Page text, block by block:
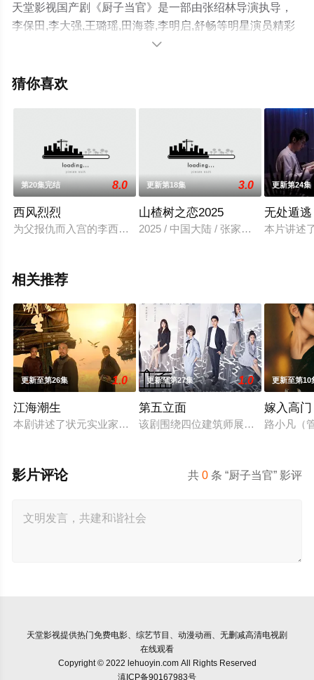
天堂影视国产剧《厨子当官》是一部由张绍林导演执导，
李保田,李大强,王璐瑶,田海蓉,李明启,舒畅等明星演员精彩
演绎的中国大陆电视剧，大结局剧情已揭晓（1-30全
堂电影网，更多相关信息可移步至豆瓣电视剧、电视猫或

猜你喜欢
第20集完结 8.0
西风烈烈
为父报仇而入宫的李西风意外成为和亲公主，与可汗吉烈相遇
更新第18集 3.0
山楂树之恋2025
2025 / 中国大陆 / 张家硕,徐小舒,高宇
更新第24集
无处遁逃
本片讲述
相关推荐
更新至第26集 1.0
江海潮生
本剧讲述了状元实业家张謇创办大生企业，实业报国的故事。
更新至第27集 1.0
第五立面
该剧围绕四位建筑师展开，讲述了他
更新至第10
嫁入高门
路小凡（
共0 条 “厨子当官” 影评
影片评论
天堂影视提供热门免费电影、综艺节目、动漫动画、无删减高清电视剧
在线观看
Copyright © 2022 lehuoyin.com All Rights Reserved
滇ICP备90167983号